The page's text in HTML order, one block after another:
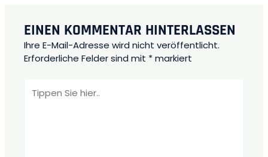
EINEN KOMMENTAR HINTERLASSEN
Ihre E-Mail-Adresse wird nicht veröffentlicht.
Erforderliche Felder sind mit *markiert
Sie